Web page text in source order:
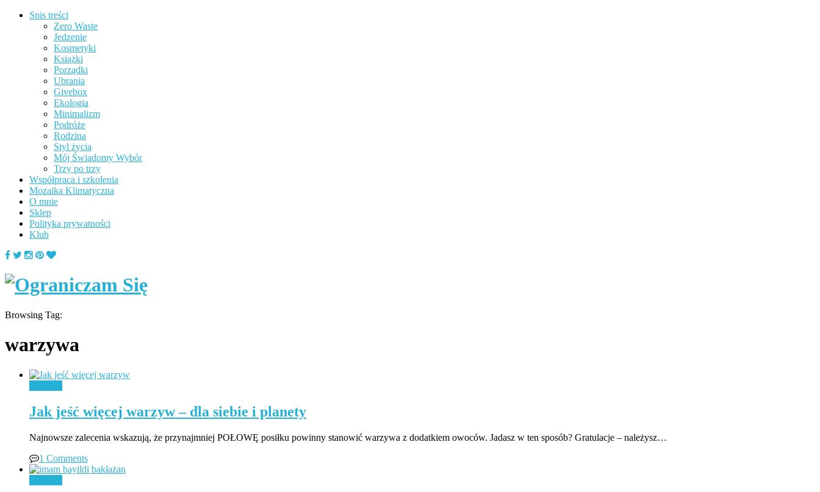
Spis treści
Zero Waste
Jedzenie
Kosmetyki
Książki
Porządki
Ubrania
Givebox
Ekologia
Minimalizm
Podróże
Rodzina
Styl życia
Mój Świadomy Wybór
Trzy po trzy
Współpraca i szkolenia
Mozaika Klimatyczna
O mnie
Sklep
Polityka prywatności
Klub
Browsing Tag:
warzywa
Jak jeść więcej warzyw – dla siebie i planety
Najnowsze zalecenia wskazują, że przynajmniej POŁOWĘ posiłku powinny stanowić warzywa z dodatkiem owoców. Jadasz w ten sposób? Gratulacje – należysz…
1 Comments